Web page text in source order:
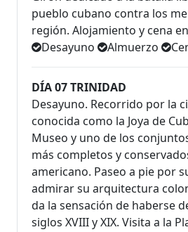
pueblo cubano contra los
región. Alojamiento y cena
Desayuno
Almuerzo
DÍA 07 TRINIDAD
Desayuno. Recorrido por la
conocida como la Joya de
Museo y uno de los
más completos y
americano. Paseo a pie por
admirar su arquitectura
da la sensación de haberse
siglos XVIII y XIX. Visita a la